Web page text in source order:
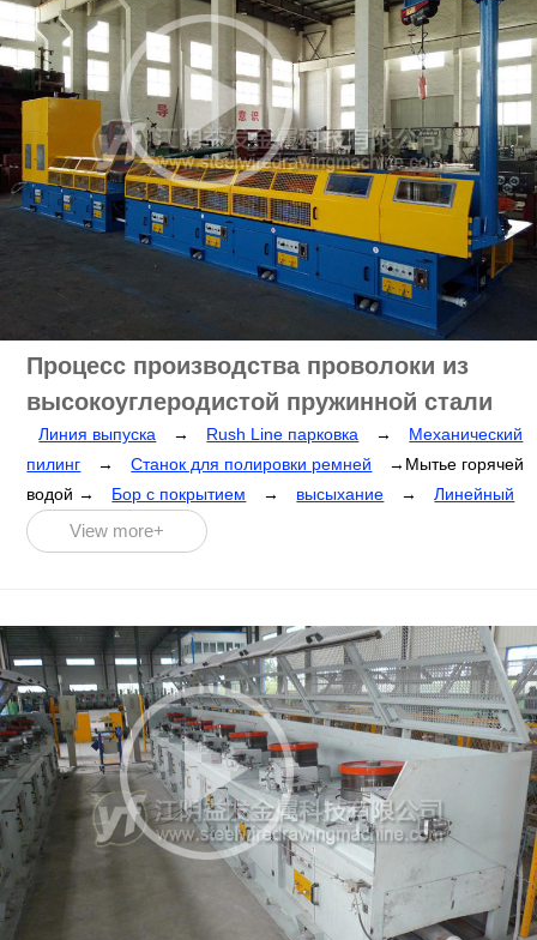
Процесс производства проволоки из
высокоуглеродистой пружинной стали
Линия выпуска → Rush Line парковка →
Механический
пилинг
→ Станок для полировки ремней
→Мытье горячей
водой →
Бор с покрытием → высыхание →
Линейный
волочильный станок
→
View more+